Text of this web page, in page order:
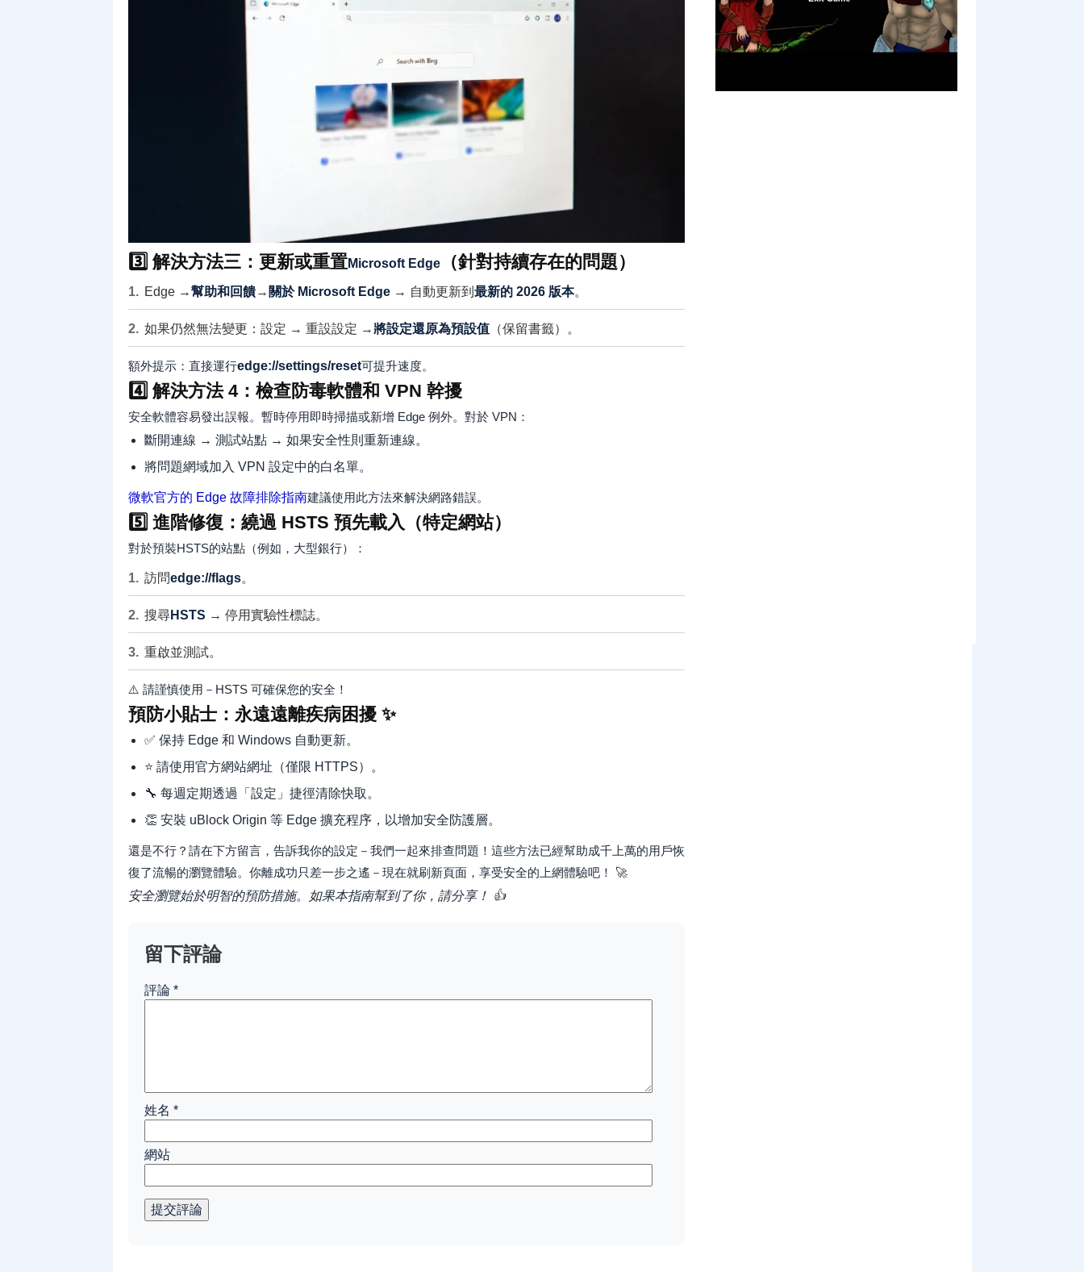
3️⃣ 解決方法三：更新或重置Microsoft Edge（針對持續存在的問題）
Edge →幫助和回饋→ 關於 Microsoft Edge→ 自動更新到 最新的 2026 版本。
如果仍然無法變更：設定 → 重設設定 →將設定還原為預設值（保留書籤）。
額外提示：直接運行edge://settings/reset可提升速度。
4️⃣ 解決方法 4：檢查防毒軟體和 VPN 幹擾
安全軟體容易發出誤報。暫時停用即時掃描或新增 Edge 例外。對於 VPN：
斷開連線 → 測試站點 → 如果安全性則重新連線。
將問題網域加入 VPN 設定中的白名單。
微軟官方的 Edge 故障排除指南建議使用此方法來解決網路錯誤。
5️⃣ 進階修復：繞過 HSTS 預先載入（特定網站）
對於預裝HSTS的站點（例如，大型銀行）：
訪問edge://flags。
搜尋HSTS → 停用實驗性標誌。
重啟並測試。
⚠️ 請謹慎使用－HSTS 可確保您的安全！
預防小貼士：永遠遠離疾病困擾 ✨
✅ 保持 Edge 和 Windows 自動更新。
⭐ 請使用官方網站網址（僅限 HTTPS）。
🔧 每週定期透過「設定」捷徑清除快取。
👏 安裝 uBlock Origin 等 Edge 擴充程序，以增加安全防護層。
還是不行？請在下方留言，告訴我你的設定－我們一起來排查問題！這些方法已經幫助成千上萬的用戶恢
復了流暢的瀏覽體驗。你離成功只差一步之遙－現在就刷新頁面，享受安全的上網體驗吧！ 🚀
安全瀏覽始於明智的預防措施。如果本指南幫到了你，請分享！ 👍
留下評論
評論 *
姓名 *
網站
提交評論